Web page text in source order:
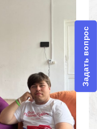
Задать вопрос